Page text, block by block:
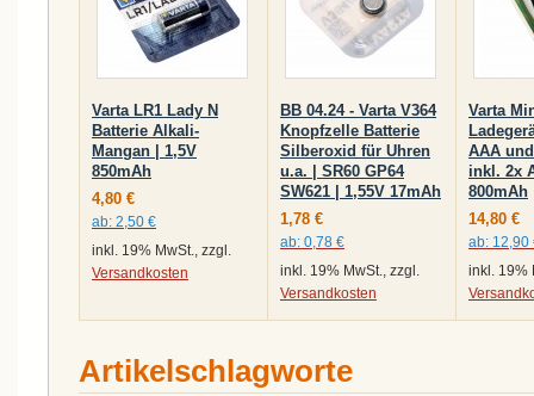
Varta LR1 Lady N
Batterie Alkali-
Mangan | 1,5V
850mAh
4,80 €
ab: 2,50 €
inkl. 19% MwSt., zzgl.
Versandkosten
BB 04.24 - Varta V364
Knopfzelle Batterie
Silberoxid für Uhren
u.a. | SR60 GP64
SW621 | 1,55V 17mAh
1,78 €
ab: 0,78 €
inkl. 19% MwSt., zzgl.
Versandkosten
Varta
AAA
inkl. 2x
800mAh
14,80 €
ab: 12,90
inkl. 19%
Artikelschlagworte